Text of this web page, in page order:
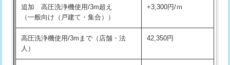
マス交換（深さ50㎝以上） 66,000円
コンクリート斫り（厚さ10㎝まで） 27,500円
コンクリート斫り（厚さ10㎝超え）
持込商品取付（混合水栓） 16,500円
給水管工事※（ホール加工)
追加 高圧洗浄機使用/3m超え
（一般向け（戸建て・集合））
+3,300円/ｍ
高圧洗浄機使用/3mまで（店舗・法
人）
42,350円